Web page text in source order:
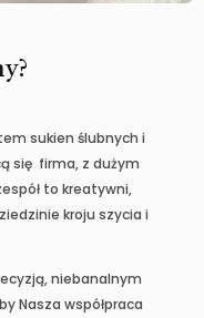
sukien ślubnych i
się firma, z dużym
to kreatywni,
kroju szycia i
niebanalnym
Nasza współpraca